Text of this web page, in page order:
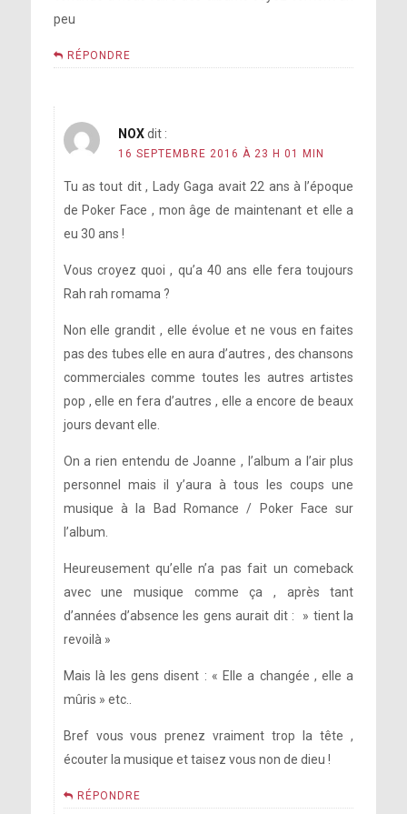
peu
RÉPONDRE
NOX dit :
16 SEPTEMBRE 2016 À 23 H 01 MIN
Tu as tout dit , Lady Gaga avait 22 ans à l’époque
de Poker Face , mon âge de maintenant et elle a
eu 30 ans !
Vous croyez quoi , qu’a 40 ans elle fera toujours
Rah rah romama ?
Non elle grandit , elle évolue et ne vous en faites
pas des tubes elle en aura d’autres , des chansons
commerciales comme toutes les autres artistes
pop , elle en fera d’autres , elle a encore de beaux
jours devant elle.
On a rien entendu de Joanne , l’album a l’air plus
personnel mais il y’aura à tous les coups une
musique à la Bad Romance / Poker Face sur
l’album.
Heureusement qu’elle n’a pas fait un comeback
avec une musique comme ça , après tant
d’années d’absence les gens aurait dit : » tient la
revoilà »
Mais là les gens disent : « Elle a changée , elle a
mûris » etc..
Bref vous vous prenez vraiment trop la tête ,
écouter la musique et taisez vous non de dieu !
RÉPONDRE